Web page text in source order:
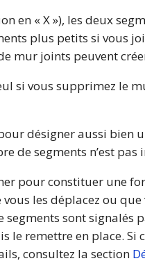
en « X »), les deux
plus petits si vous
mur joints peuvent
si vous supprimez le
désigner aussi bien
de segments n’est pas
pour constituer une
les déplacez ou
sont signalés
le remettre en place. Si
consultez la section